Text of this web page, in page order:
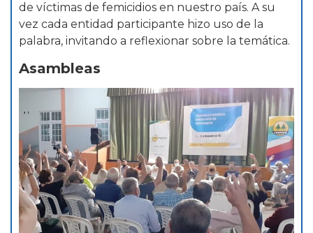
de víctimas de femicidios en nuestro país. A su
vez cada entidad participante hizo uso de la
palabra, invitando a reflexionar sobre la temática.
Asambleas